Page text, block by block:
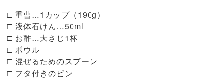
□ 重曹…1カップ（190g）
□ 液体石けん…50ml
□ お酢…大さじ1杯
□ ボウル
□ 混ぜるためのスプーン
□ フタ付きのビン